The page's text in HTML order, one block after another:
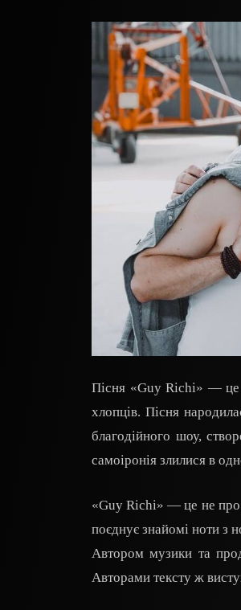
Пісня «Guy Richi» — це
хлопців. Пісня
благодійного шоу,
самоіронія злилися в
«Guy Richi» — це не про
поєднує знайомі ноти з
Автором музики та
Авторами тексту ж